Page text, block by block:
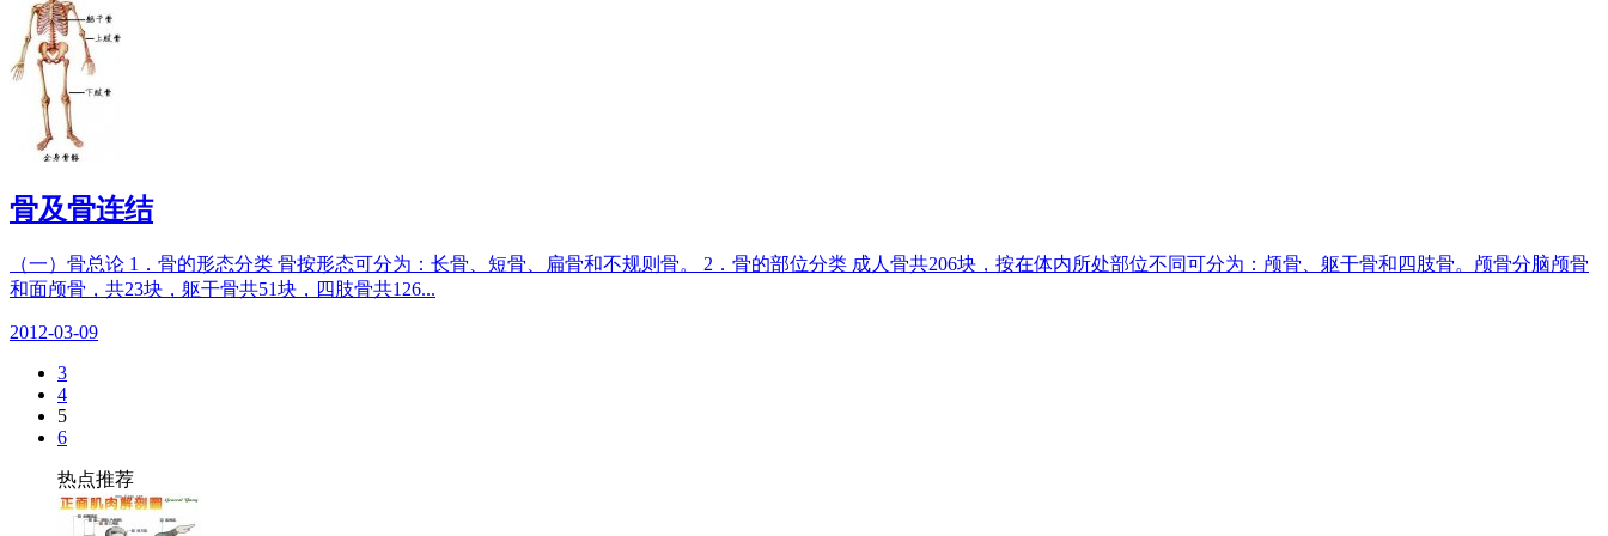
骨及骨连结
（一）骨总论 1．骨的形态分类 骨按形态可分为：长骨、短骨、扁骨和不规则骨。 2．骨的部位分类 成人骨共206块，按在体内所处部位不同可分为：颅骨、躯干骨和四肢骨。颅骨分脑颅骨
和面颅骨，共23块，躯干骨共51块，四肢骨共126...
2012-03-09
3
4
5
6
热点推荐